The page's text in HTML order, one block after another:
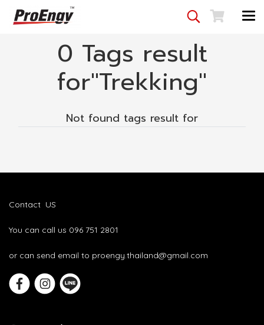
0 Tags result
for"Trekking"
Not found tags result for
Contact US
You can call us 096 751 2801
or can send email to proengy.thailand@gmail.com